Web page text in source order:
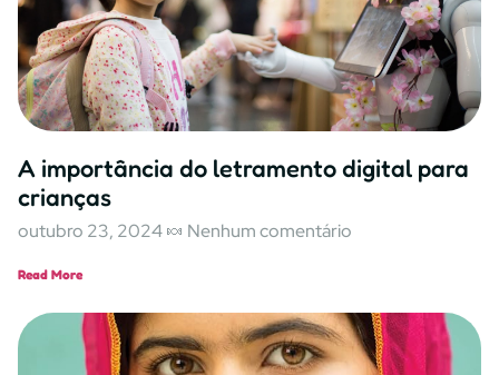
A importância do letramento digital para
crianças
outubro 23, 2024 Nenhum comentário
Read More